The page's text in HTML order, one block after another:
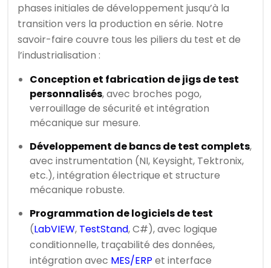
phases initiales de développement jusqu’à la
transition vers la production en série. Notre
savoir-faire couvre tous les piliers du test et de
l’industrialisation :
Conception et fabrication de jigs de test
personnalisés, avec broches pogo,
verrouillage de sécurité et intégration
mécanique sur mesure.
Développement de bancs de test complets,
avec instrumentation (NI, Keysight, Tektronix,
etc.), intégration électrique et structure
mécanique robuste.
Programmation de logiciels de test
(LabVIEW, TestStand, C#), avec logique
conditionnelle, traçabilité des données,
intégration avec MES/ERP et interface